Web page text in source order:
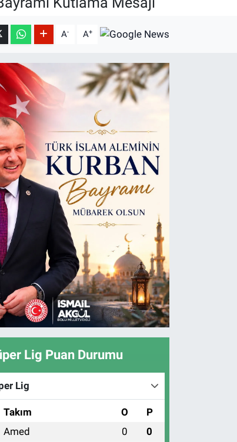
A- A+
Lig Puan Durumu
Lig
Takım O P
Amed 0 0